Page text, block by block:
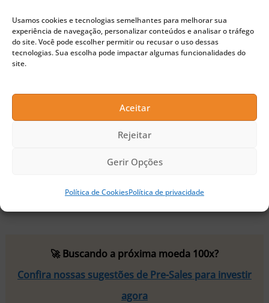
Usamos cookies e tecnologias semelhantes para melhorar sua
experiência de navegação, personalizar conteúdos e analisar o tráfego
do site. Você pode escolher permitir ou recusar o uso dessas
tecnologias. Sua escolha pode impactar algumas funcionalidades do
site.
Aceitar
Rejeitar
Gerir Opções
Política de CookiesPolítica de privacidade
de acordo com dados do rastreador de dados
cripto DeFiLlama.
facilita transações, mas também traz uma série de
funcionalidades que prometem melhorar a
experiência do usuário. Entre elas, a capacidade de
trocar criptomoedas, assinar transações e enviar
🚀 Buscando a próxima moeda 100x?
Confira nossas sugestões de Pre-Sales para investir
agora